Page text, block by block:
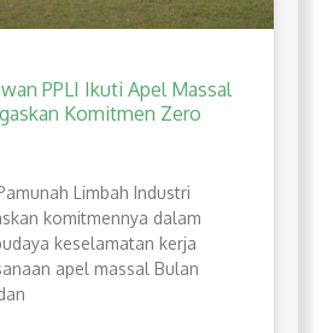
PPLI Ikuti Apel Massal
Komitmen Zero
Limbah Industri
komitmennya dalam
keselamatan kerja
apel massal Bulan